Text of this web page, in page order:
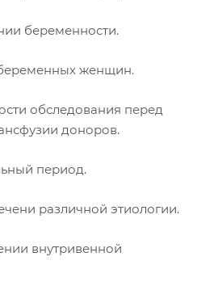
беременности.
женщин.
обследования перед
доноров.
период.
различной этиологии.
внутривенной